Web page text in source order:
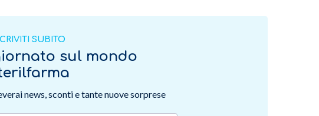
SUBITO
sul mondo
news, sconti e tante nuove sorprese